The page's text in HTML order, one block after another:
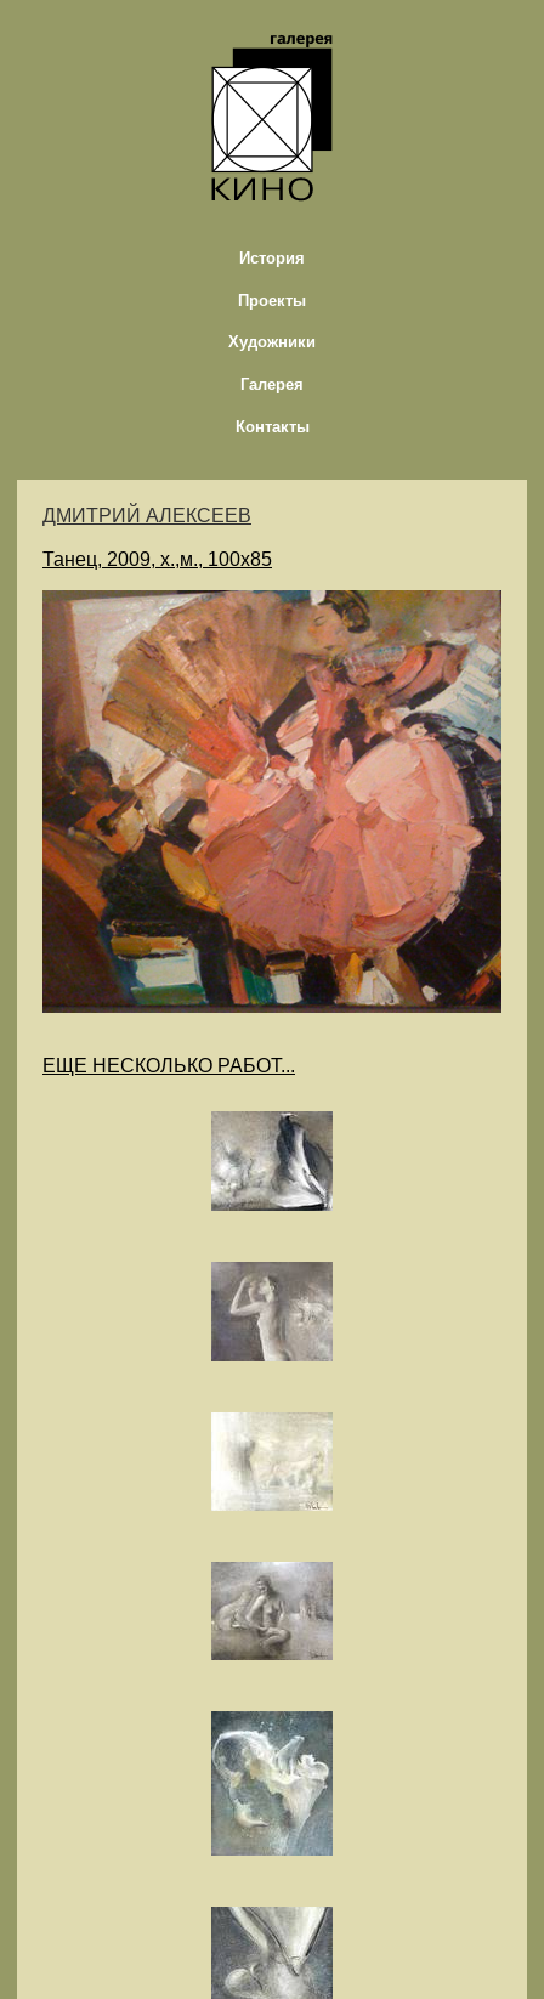
История
Проекты
Художники
Галерея
Контакты
ДМИТРИЙ АЛЕКСЕЕВ
Танец, 2009, х.,м., 100х85
ЕЩЕ НЕСКОЛЬКО РАБОТ...